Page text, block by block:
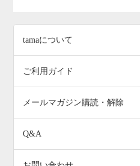
tamaについて
ご利用ガイド
メールマガジン購読・解除
Q&A